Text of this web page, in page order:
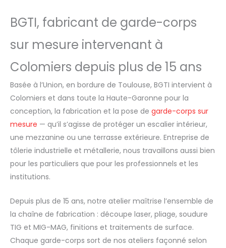
BGTI, fabricant de garde-corps
sur mesure intervenant à
Colomiers depuis plus de 15 ans
Basée à l’Union, en bordure de Toulouse, BGTI intervient à
Colomiers et dans toute la Haute-Garonne pour la
conception, la fabrication et la pose de garde-corps sur
mesure — qu’il s’agisse de protéger un escalier intérieur,
une mezzanine ou une terrasse extérieure. Entreprise de
tôlerie industrielle et métallerie, nous travaillons aussi bien
pour les particuliers que pour les professionnels et les
institutions.
Depuis plus de 15 ans, notre atelier maîtrise l’ensemble de
la chaîne de fabrication : découpe laser, pliage, soudure
TIG et MIG-MAG, finitions et traitements de surface.
Chaque garde-corps sort de nos ateliers façonné selon